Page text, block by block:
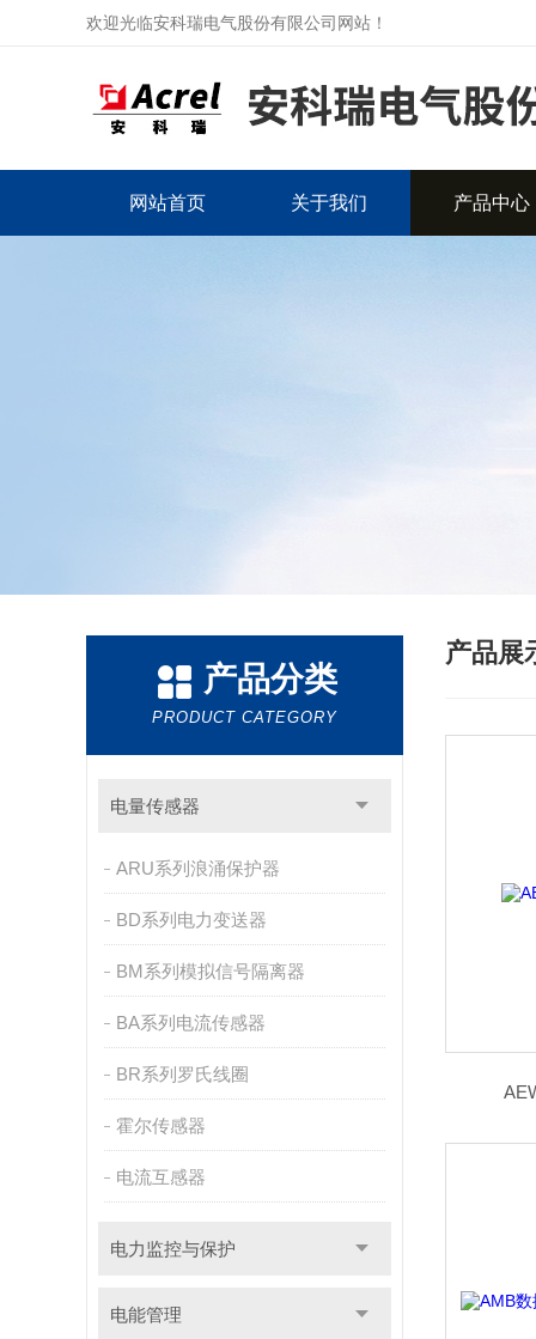
欢迎光临安科瑞电气股份有限公司网站！
网站首页 关于我们 产品中心
产品分类
PRODUCT CATEGORY
电量传感器
ARU系列浪涌保护器
BD系列电力变送器
BM系列模拟信号隔离器
BA系列电流传感器
BR系列罗氏线圈
霍尔传感器
电流互感器
电力监控与保护
电能管理
产品展